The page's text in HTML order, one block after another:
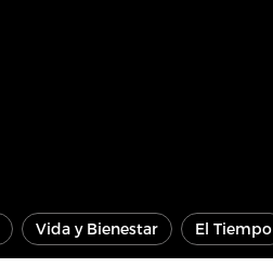
Vida y Bienestar El Tiempo